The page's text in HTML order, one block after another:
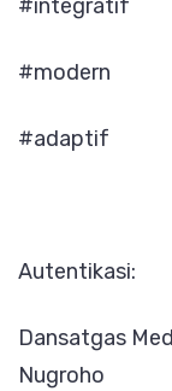
#integratif
#modern
#adaptif
Autentikasi:
Dansatgas
Nugroho